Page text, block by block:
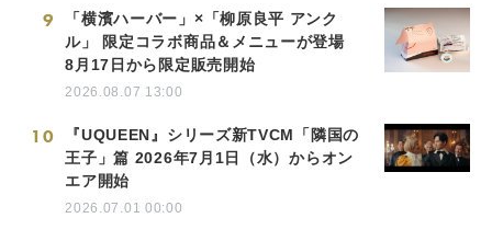
9
「横濱ハーバー」×「柳原良平 アンク
ル」 限定コラボ商品＆メニューが登場
8月17日から限定販売開始
2026.08.07 13:00
10
『UQUEEN』シリーズ新TVCM「隣国の
王子」篇 2026年7月1日（水）からオン
エア開始
2026.07.01 00:00